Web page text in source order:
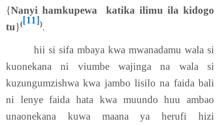
{Nanyi hamkupewa katika ilimu ila kidogo
tu}([11]).
hii si sifa mbaya kwa mwanadamu wala si
kuonekana ni viumbe wajinga na wala si
kuzungumzishwa kwa jambo lisilo na faida bali
ni lenye faida hata kwa muundo huu ambao
unaonekana kuwa maana ya herufi hizi